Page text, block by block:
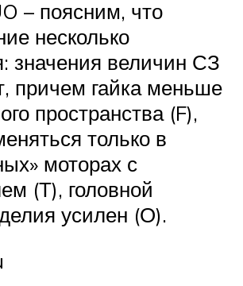
– поясним, что
несколько
значения величин СЗ
причем гайка меньше
пространства (F),
только в
моторах с
(Т), головной
усилен (О).